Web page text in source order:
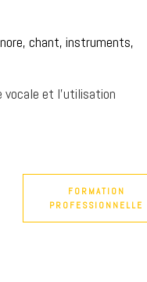
chant, instruments,
et l’utilisation
FORMATION
PROFESSIONNELLE